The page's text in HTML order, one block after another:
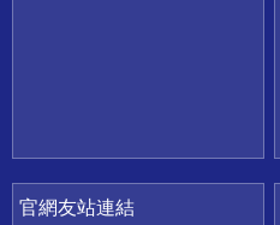
官網友站連結